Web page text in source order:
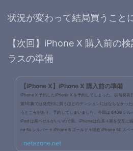
状況が変わって結局買うこと
【次回】iPhone X 購入前の
ラスの準備
【iPhone X】iPhone X 購入前の準備
iPhone X 予約したiPhone X を予約してしまった。以前発表
第1印象では発売日に買うほどのテンションにはならなかっ
うところがあり、予約してしまいました。今回は 64GB シル
iPad は黒ベゼルがいいので黒、iPhoneは白系→黒を交互に
ne 5s シルバー→ iPhone 6 ゴールド→現在 iPhone SE スペ
ら動作が遅く、ストレスを感じるようになってきた。またバ
netazone.net